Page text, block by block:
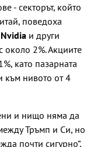
- секторът, който
поведоха
Nvidia и други
около 2%. Акциите
като пазарната
към нивото от 4
и нищо няма да
Тръмп и Си, но
почти сигурно“,